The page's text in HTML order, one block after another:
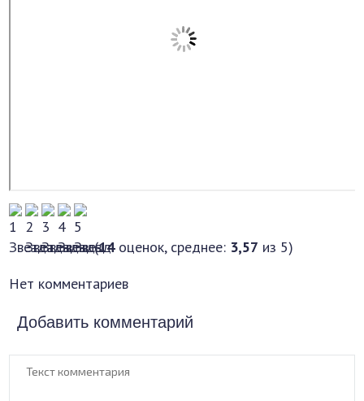
(14оценок, среднее: 3,57 из 5)
Нет комментариев
Добавить комментарий